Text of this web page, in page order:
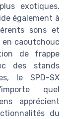
exotiques.
également à
sons et
en caoutchouc
de frappe
des stands
le SPD-SX
quel
apprécient
du